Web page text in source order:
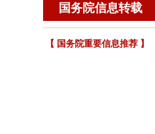
国务院信息转载
【 国务院重要信息推荐 】